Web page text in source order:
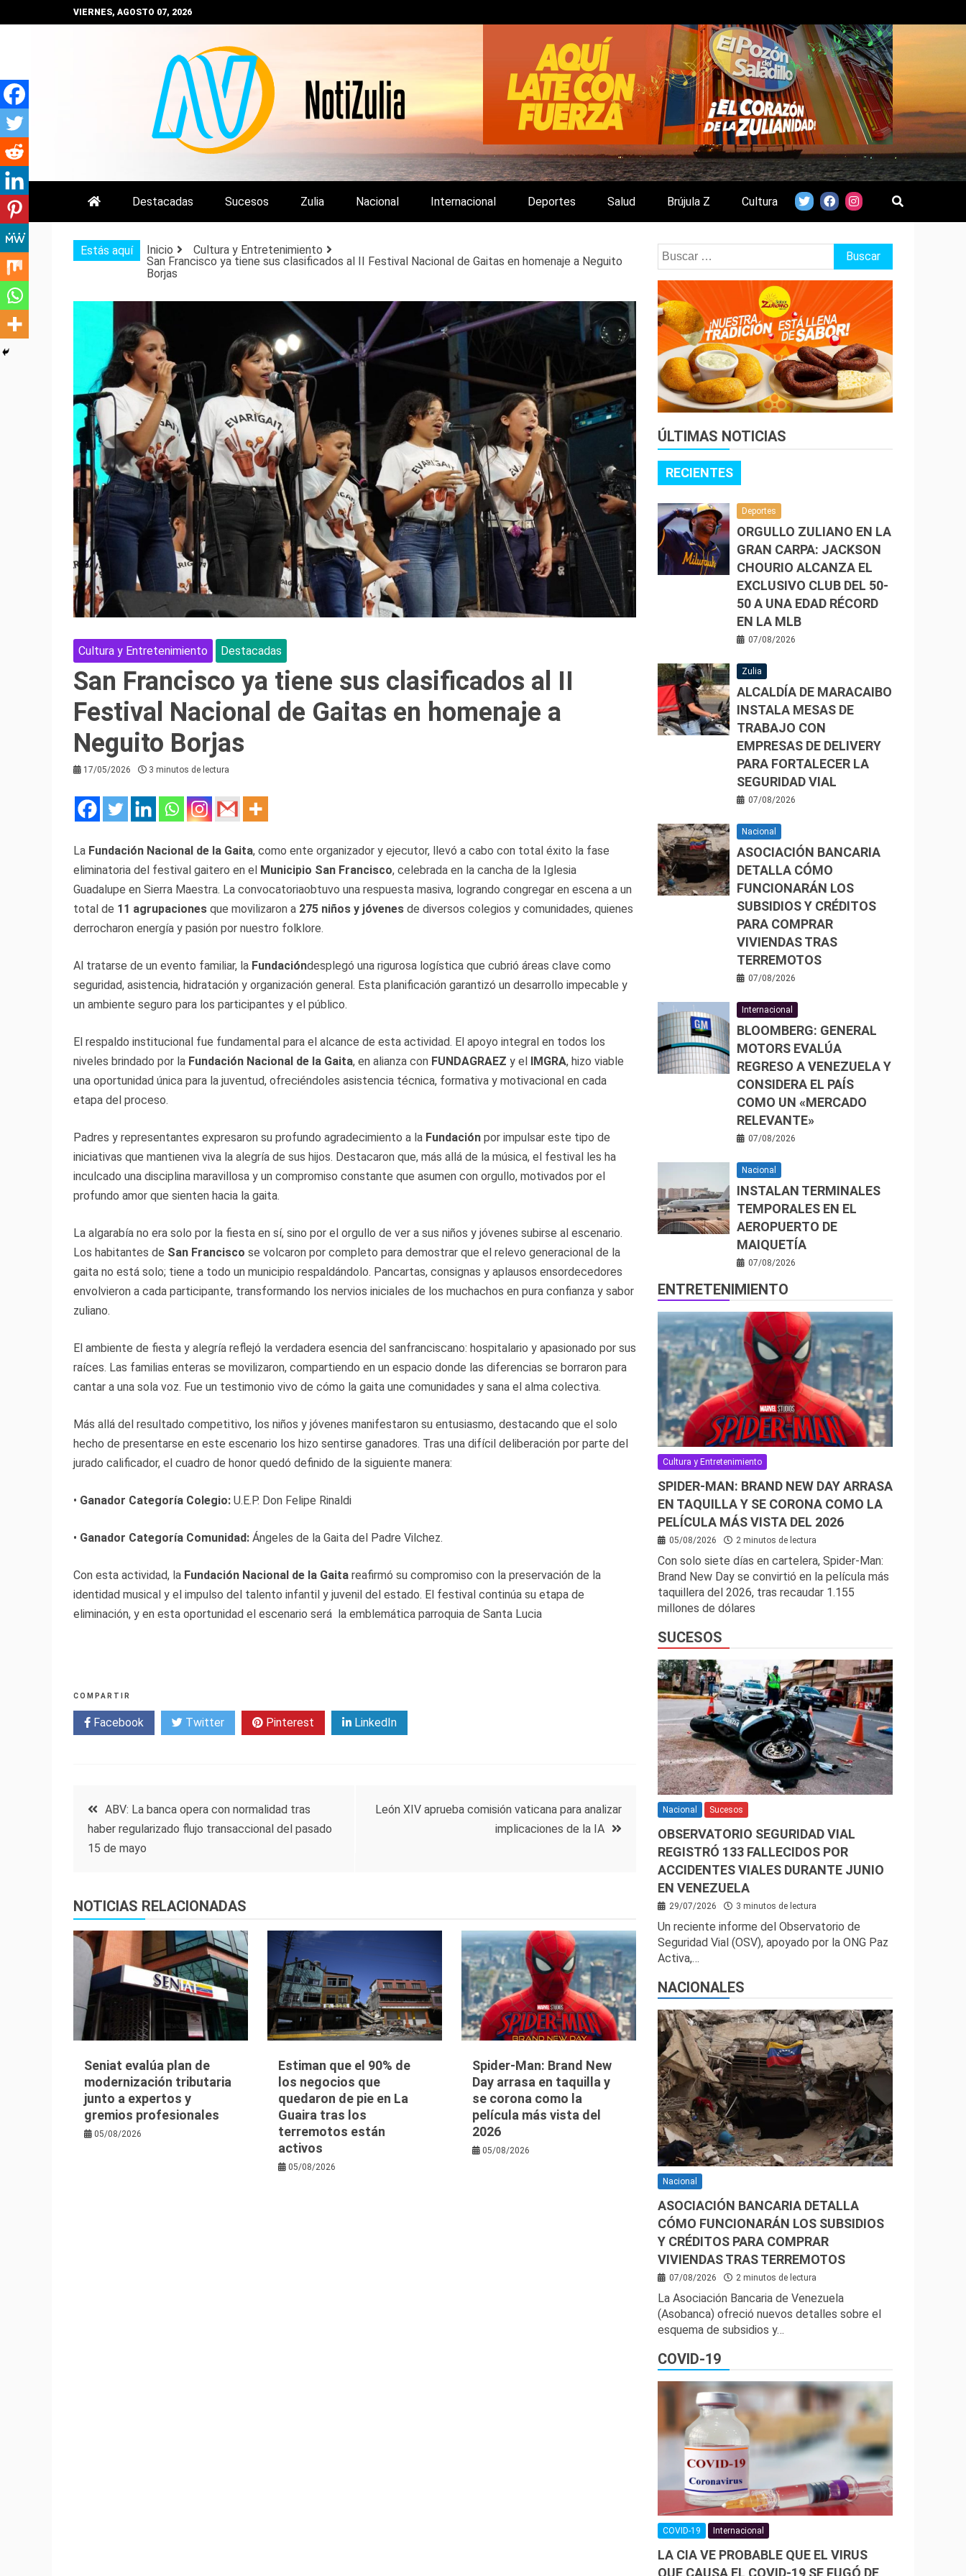
al
VIERNES, AGOSTO 07, 2026
NOTIZULIA
NOTICIAS DEL ZULIA, VENEZUELA Y DE INTERÉS GENERAL.
Destacadas Sucesos Zulia Nacional Internacional Deportes Salud Brújula Z Cultura
Estás aquí Inicio
Cultura y Entretenimiento
San Francisco ya tiene sus clasificados al II Festival Nacional de Gaitas en homenaje a Neguito
Borjas
Cultura y Entretenimiento Destacadas
San Francisco ya tiene sus clasificados al II
Festival Nacional de Gaitas en homenaje a
Neguito Borjas
17/05/2026 3 minutos de lectura
La Fundación Nacional de la Gaita, como ente organizador y ejecutor, llevó a cabo con total éxito la fase
eliminatoria del festival gaitero en el
Municipio San Francisco, celebrada en la cancha de la Iglesia
Guadalupe en Sierra Maestra. La convocatoriaobtuvo una respuesta masiva, logrando congregar en escena a un
total de 11 agrupaciones que movilizaron a 275 niños y jóvenes de diversos colegios y comunidades, quienes
derrocharon energía y pasión por nuestro folklore.
Al tratarse de un evento familiar, la Fundacióndesplegó una rigurosa logística que cubrió áreas clave como
seguridad, asistencia, hidratación y organización general. Esta planificación garantizó un desarrollo impecable y
un ambiente seguro para los participantes y el público.
El respaldo institucional fue fundamental para el alcance de esta actividad. El apoyo integral en todos los
niveles brindado por la Fundación Nacional de la Gaita, en alianza con FUNDAGRAEZ y el IMGRA, hizo viable
una oportunidad única para la juventud, ofreciéndoles asistencia técnica, formativa y motivacional en cada
etapa del proceso.
Padres y representantes expresaron su profundo agradecimiento a la Fundación por impulsar este tipo de
iniciativas que mantienen viva la alegría de sus hijos. Destacaron que, más allá de la música, el festival les ha
inculcado una disciplina maravillosa y un compromiso constante que asumen con orgullo, motivados por el
profundo amor que sienten hacia la gaita.
La algarabía no era solo por la fiesta en sí, sino por el orgullo de ver a sus niños y jóvenes subirse al escenario.
Los habitantes de San Francisco se volcaron por completo para demostrar que el relevo generacional de la
gaita no está solo; tiene a todo un municipio respaldándolo. Pancartas, consignas y aplausos ensordecedores
envolvieron a cada participante, transformando los nervios iniciales de los muchachos en pura confianza y sabor
zuliano.
El ambiente de fiesta y alegría reflejó la verdadera esencia del sanfranciscano: hospitalario y apasionado por sus
raíces. Las familias enteras se movilizaron, compartiendo en un espacio donde las diferencias se borraron para
cantar a una sola voz. Fue un testimonio vivo de cómo la gaita une comunidades y sana el alma colectiva.
Más allá del resultado competitivo, los niños y jóvenes manifestaron su entusiasmo, destacando que el solo
hecho de presentarse en este escenario los hizo sentirse ganadores. Tras una difícil deliberación por parte del
jurado calificador, el cuadro de honor quedó definido de la siguiente manera:
• Ganador Categoría Colegio: U.E.P. Don Felipe Rinaldi
• Ganador Categoría Comunidad: Ángeles de la Gaita del Padre Vilchez.
Con esta actividad, la Fundación​ Nacional de la Gaita reafirmó su compromiso con la preservación de la
identidad musical y el impulso del talento infantil y juvenil del estado. El festival continúa su etapa de
eliminación, y en esta oportunidad el escenario será la emblemática parroquia de Santa Lucia
COMPARTIR
Facebook Twitter Pinterest LinkedIn
Navegación
de
ABV: La banca opera con normalidad tras
haber regularizado flujo transaccional del pasado
15 de mayo
León XIV aprueba comisión vaticana para analizar
implicaciones de la IA
NOTICIAS RELACIONADAS
Seniat evalúa plan de
modernización tributaria
junto a expertos y
gremios profesionales
05/08/2026
Estiman que el 90% de
los negocios que
quedaron de pie en La
Guaira tras los
terremotos están
activos
05/08/2026
Spider-Man: Brand New
Day arrasa en taquilla y
se corona como la
película más vista del
2026
05/08/2026
Buscar:
ÚLTIMAS NOTICIAS
RECIENTES
Deportes
ORGULLO ZULIANO EN LA
GRAN CARPA: JACKSON
CHOURIO ALCANZA EL
EXCLUSIVO CLUB DEL 50-
50 A UNA EDAD RÉCORD
EN LA MLB
07/08/2026
Zulia
ALCALDÍA DE MARACAIBO
INSTALA MESAS DE
TRABAJO CON
EMPRESAS DE DELIVERY
PARA FORTALECER LA
SEGURIDAD VIAL
07/08/2026
Nacional
ASOCIACIÓN BANCARIA
DETALLA CÓMO
FUNCIONARÁN LOS
SUBSIDIOS Y CRÉDITOS
PARA COMPRAR
VIVIENDAS TRAS
TERREMOTOS
07/08/2026
Internacional
BLOOMBERG: GENERAL
MOTORS EVALÚA
REGRESO A VENEZUELA Y
CONSIDERA EL PAÍS
COMO UN «MERCADO
RELEVANTE»
07/08/2026
Nacional
INSTALAN TERMINALES
TEMPORALES EN EL
AEROPUERTO DE
MAIQUETÍA
07/08/2026
ENTRETENIMIENTO
Cultura y Entretenimiento
SPIDER-MAN: BRAND NEW DAY ARRASA
EN TAQUILLA Y SE CORONA COMO LA
PELÍCULA MÁS VISTA DEL 2026
05/08/2026 2 minutos de lectura
Con solo siete días en cartelera, Spider-Man:
Brand New Day se convirtió en la película más
taquillera del 2026, tras recaudar 1.155
millones de dólares
SUCESOS
Nacional Sucesos
OBSERVATORIO SEGURIDAD VIAL
REGISTRÓ 133 FALLECIDOS POR
ACCIDENTES VIALES DURANTE JUNIO
EN VENEZUELA
29/07/2026 3 minutos de lectura
Un reciente informe del Observatorio de
Seguridad Vial (OSV), apoyado por la ONG Paz
Activa,…
NACIONALES
Nacional
ASOCIACIÓN BANCARIA DETALLA
CÓMO FUNCIONARÁN LOS SUBSIDIOS
Y CRÉDITOS PARA COMPRAR
VIVIENDAS TRAS TERREMOTOS
07/08/2026 2 minutos de lectura
La Asociación Bancaria de Venezuela
(Asobanca) ofreció nuevos detalles sobre el
esquema de subsidios y…
COVID-19
COVID-19 Internacional
LA CIA VE PROBABLE QUE EL VIRUS